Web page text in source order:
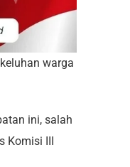
warga
ini, salah
Komisi III